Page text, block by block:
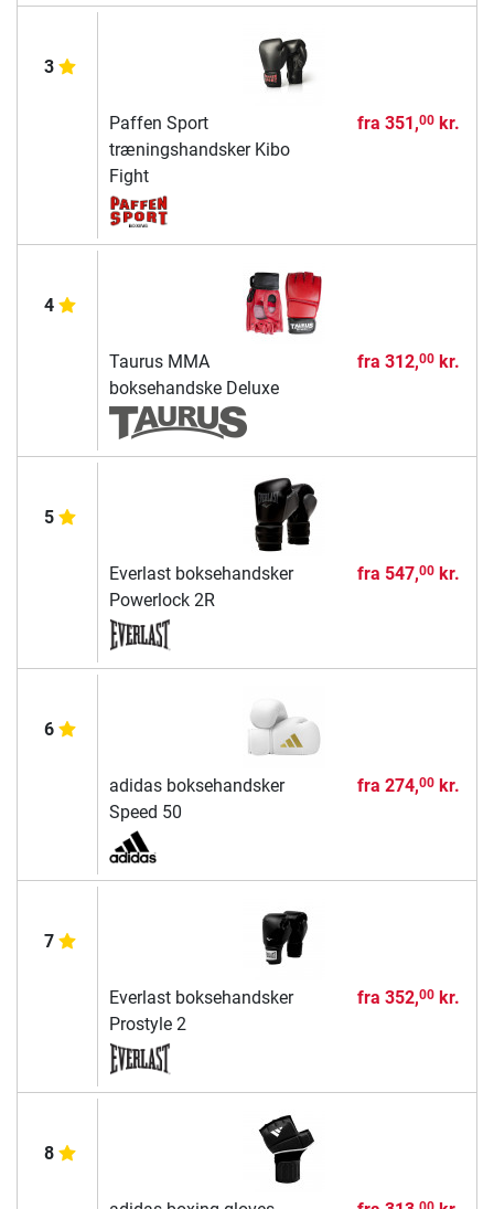
3
Paffen Sport
træningshandsker Kibo
Fight
fra 351,00kr.
4
Taurus MMA
boksehandske Deluxe
fra 312,00kr.
5
Everlast boksehandsker
Powerlock 2R
fra 547,00kr.
6
adidas boksehandsker
Speed 50
fra 274,00kr.
7
Everlast boksehandsker
Prostyle 2
fra 352,00kr.
8